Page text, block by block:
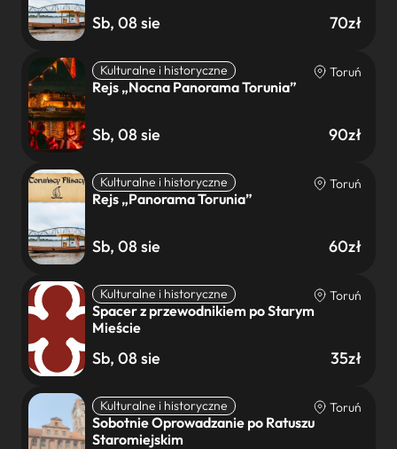
Sb, 08 sie 70zł
Kulturalne i historyczne Toruń
Rejs „Nocna Panorama Torunia”
Sb, 08 sie 90zł
Kulturalne i historyczne Toruń
Rejs „Panorama Torunia”
Sb, 08 sie 60zł
Kulturalne i historyczne Toruń
Spacer z przewodnikiem po Starym
Mieście
Sb, 08 sie 35zł
Kulturalne i historyczne Toruń
Sobotnie Oprowadzanie po Ratuszu
Staromiejskim